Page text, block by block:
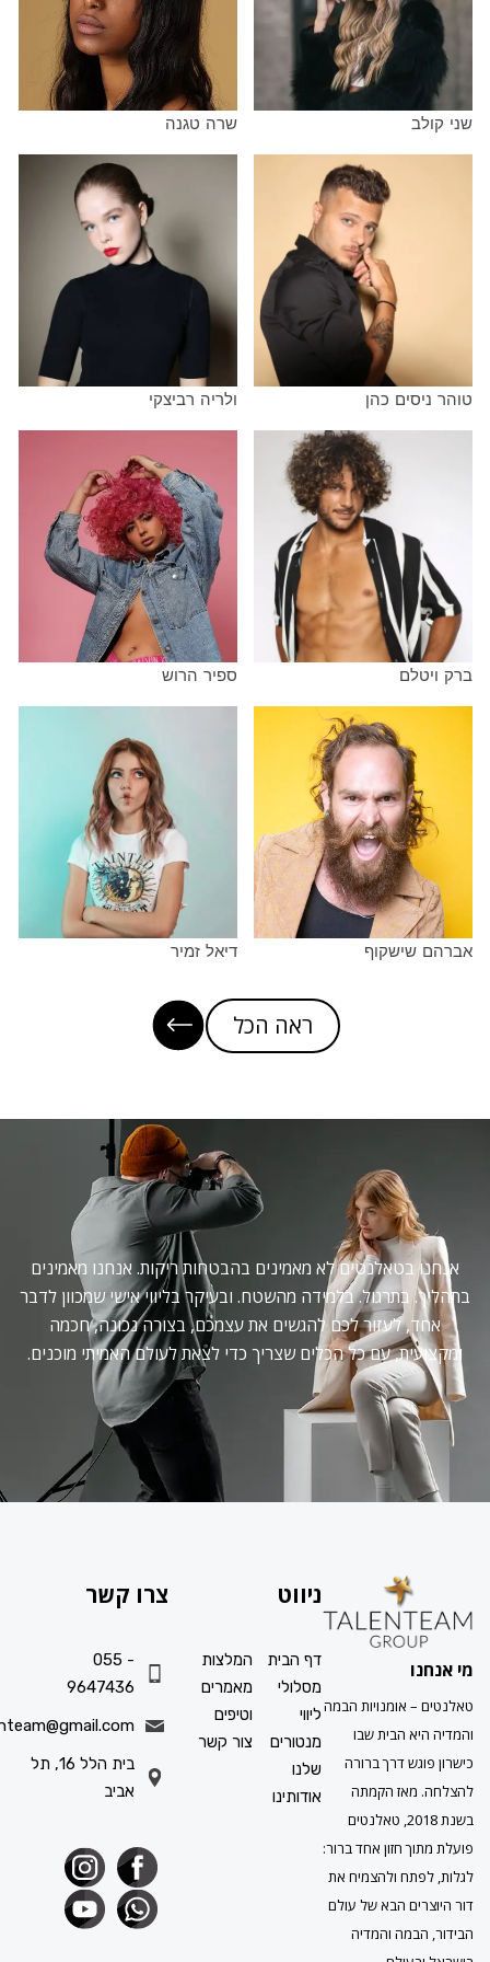
שרה טגנה
כהן ולריה רביצקי
ספיר הרוש
ראה הכל
בטאלנטים לא מאמינים בהבטחות ריקות. אנחנו מאמינים
בתרגול. בלמידה מהשטח. ובעיקר בליווי אישי שמכוון לדבר
לעזור לכם להגשים את עצמכם, בצורה נכונה, חכמה
עם כל הכלים שצריך כדי לצאת לעולם האמיתי מוכנים.
אומנויות הבמה
הבית שבו
דרך ברורה
הקמתה
בשנת 2018, טאלנטים
חזון אחד ברור:
ולהצמיח את
הבא של עולם
והמדיה
ניווט
ליווי
מנטורים
שלנו
אודותינו
המלצות
מאמרים
וטיפים
צור קשר
צרו קשר
055 -
9647436
info.talenteam@gmail.com
בית הלל 16, תל